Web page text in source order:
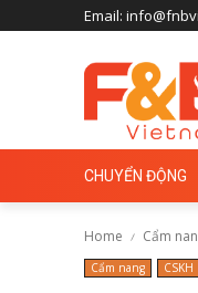
Email:
CHUYỂN ĐỘNG
Home Cẩm
Cẩm nang CSKH